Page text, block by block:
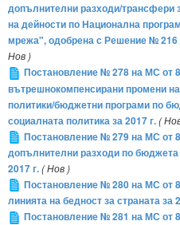
допълнителни разходи/трансфери
на дейности по Национална
мрежа", одобрена с Решение № 216
Нов )
Постановление № 278 на МС от
вътрешнокомпенсирани промени
политики/бюджетни програми по
социалната политика за 2017 г.(
Постановление № 279 на МС от
допълнителни разходи по бюджета
2017 г.( Нов )
Постановление № 280 на МС от
линията на бедност за страната за
Постановление № 281 на МС от